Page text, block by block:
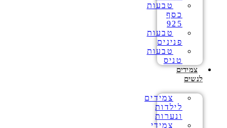
טבעות
כסף
925
טבעות
פנינים
טבעות
טניס
צמידים
לנשים
צמידים
לילדות
ונערות
צמידי